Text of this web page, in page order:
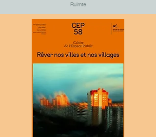
Ruimte